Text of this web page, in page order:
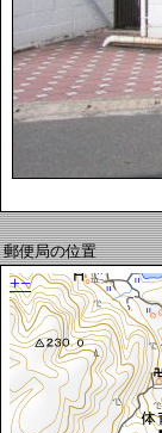
郵便局の位置